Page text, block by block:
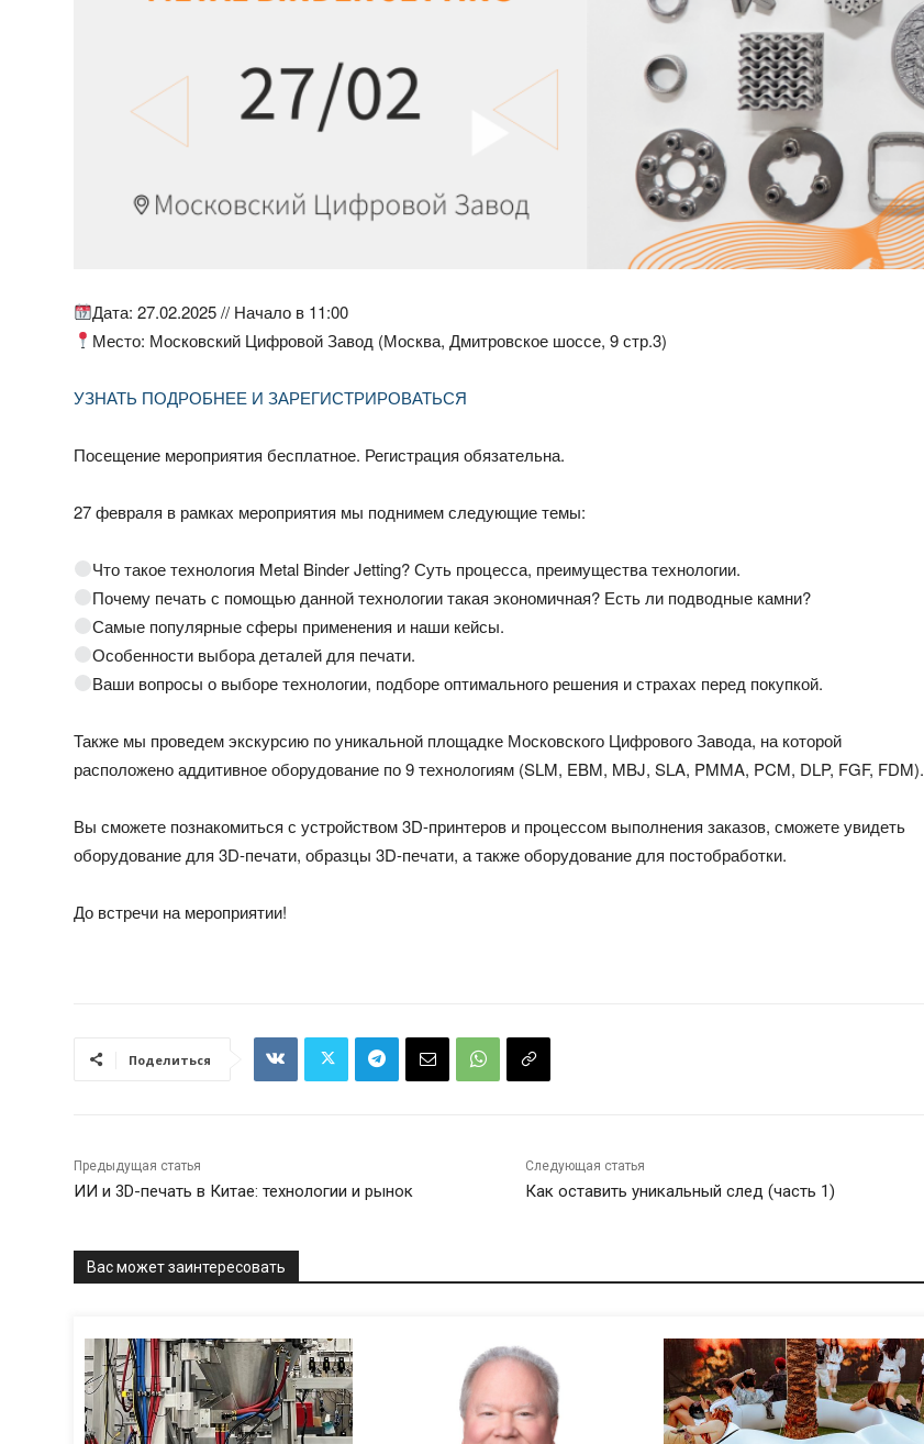
Дата: 27.02.2025 // Начало в 11:00
Место: Московский Цифровой Завод (Москва, Дмитровское шоссе, 9 стр.3)
УЗНАТЬ ПОДРОБНЕЕ И ЗАРЕГИСТРИРОВАТЬСЯ
Посещение мероприятия бесплатное. Регистрация обязательна.
27 февраля в рамках мероприятия мы поднимем следующие темы:
Что такое технология Metal Binder Jetting? Суть процесса, преимущества технологии.
Почему печать с помощью данной технологии такая экономичная? Есть ли подводные камни?
Самые популярные сферы применения и наши кейсы.
Особенности выбора деталей для печати.
Ваши вопросы о выборе технологии, подборе оптимального решения и страхах перед покупкой.
Также мы проведем экскурсию по уникальной площадке Московского Цифрового Завода, на которой
расположено аддитивное оборудование по 9 технологиям (SLM, EBM, MBJ, SLA, PMMA, PCM, DLP, FGF, FDM).
Вы сможете познакомиться с устройством 3D-принтеров и процессом выполнения заказов, сможете увидеть
оборудование для 3D-печати, образцы 3D-печати, а также оборудование для постобработки.
До встречи на мероприятии!
Поделиться
Предыдущая статья
ИИ и 3D-печать в Китае: технологии и рынок
Следующая статья
Как оставить уникальный след (часть 1)
Вас может заинтересовать